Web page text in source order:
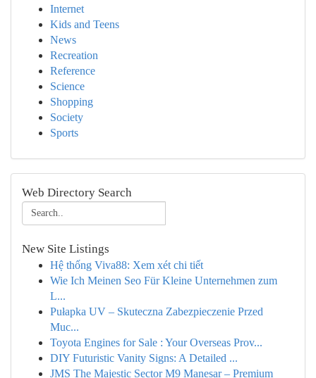
Internet
Kids and Teens
News
Recreation
Reference
Science
Shopping
Society
Sports
Web Directory Search
New Site Listings
Hệ thống Viva88: Xem xét chi tiết
Wie Ich Meinen Seo Für Kleine Unternehmen zum
L...
Pułapka UV – Skuteczna Zabezpieczenie Przed
Muc...
Toyota Engines for Sale : Your Overseas Prov...
DIY Futuristic Vanity Signs: A Detailed ...
JMS The Majestic Sector M9 Manesar – Premium